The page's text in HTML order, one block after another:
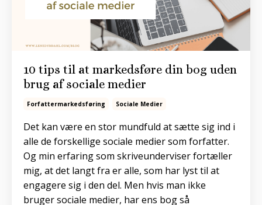
10 tips til at markedsføre din bog uden
brug af sociale medier
Forfattermarkedsføring Sociale Medier
Det kan være en stor mundfuld at sætte sig ind i
alle de forskellige sociale medier som forfatter.
Og min erfaring som skriveunderviser fortæller
mig, at det langt fra er alle, som har lyst til at
engagere sig i den del. Men hvis man ikke
bruger sociale medier, har ens bog så